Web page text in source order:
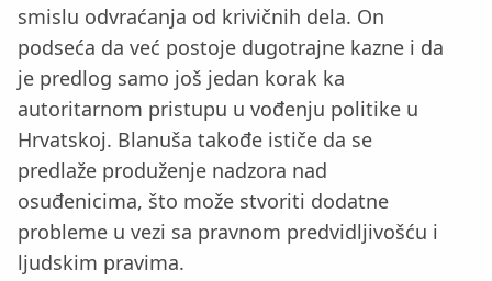
smislu odvraćanja od krivičnih dela. On
podseća da već postoje dugotrajne kazne i da
je predlog samo još jedan korak ka
autoritarnom pristupu u vođenju politike u
Hrvatskoj. Blanuša takođe ističe da se
predlaže produženje nadzora nad
osuđenicima, što može stvoriti dodatne
probleme u vezi sa pravnom predvidljivošću i
ljudskim pravima.